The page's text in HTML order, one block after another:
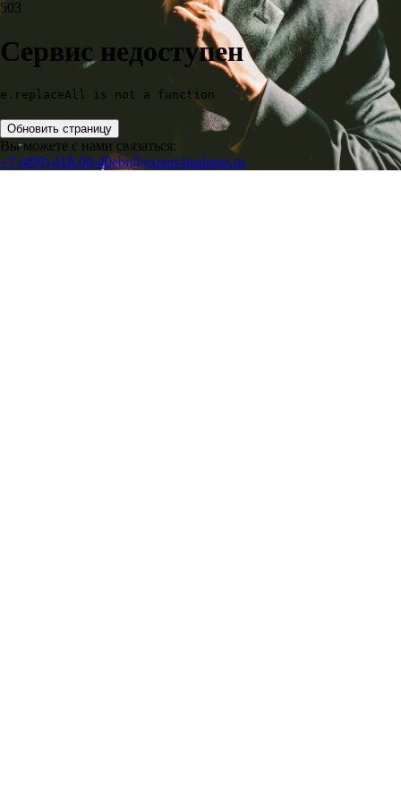
503
Сервис недоступен
e.replaceAll is not a function
Обновить страницу
Вы можете с нами связаться:
+7 (499) 418-00-40ebr@expert-business.ru